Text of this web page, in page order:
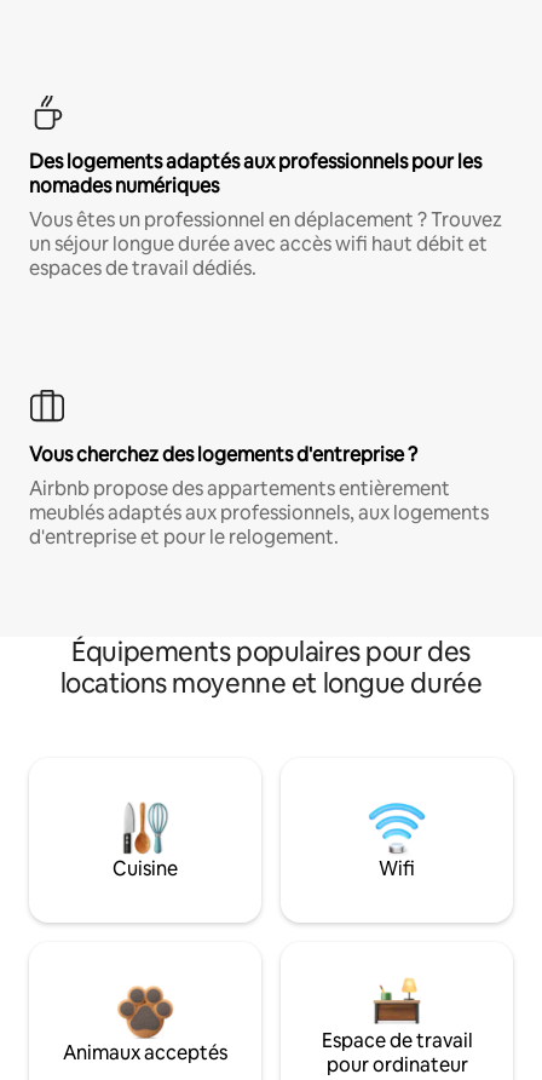
Des logements adaptés aux professionnels pour les
nomades numériques
Vous êtes un professionnel en déplacement ? Trouvez
un séjour longue durée avec accès wifi haut débit et
espaces de travail dédiés.
Vous cherchez des logements d'entreprise ?
Airbnb propose des appartements entièrement
meublés adaptés aux professionnels, aux logements
d'entreprise et pour le relogement.
Équipements populaires pour des
locations moyenne et longue durée
Cuisine Wifi
Animaux acceptés
Espace de travail
pour ordinateur